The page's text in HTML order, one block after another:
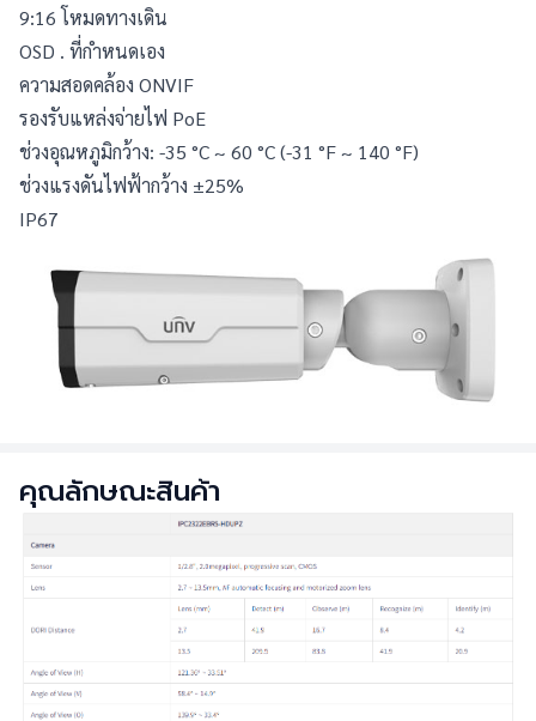
9:16 โหมดทางเดิน
OSD . ที่กำหนดเอง
ความสอดคล้อง ONVIF
รองรับแหล่งจ่ายไฟ PoE
ช่วงอุณหภูมิกว้าง: -35 °C ~ 60 °C (-31 °F ~ 140 °F)
ช่วงแรงดันไฟฟ้ากว้าง ±25%
IP67
คุณลักษณะสินค้า